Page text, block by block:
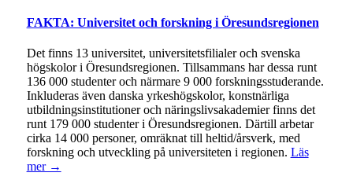
FAKTA: Universitet och forskning i Öresundsregionen
Det finns 13 universitet, universitetsfilialer och svenska
högskolor i Öresundsregionen. Tillsammans har dessa runt
136 000 studenter och närmare 9 000 forskningsstuderande.
Inkluderas även danska yrkeshögskolor, konstnärliga
utbildningsinstitutioner och näringslivsakademier finns det
runt 179 000 studenter i Öresundsregionen. Därtill arbetar
cirka 14 000 personer, omräknat till heltid/årsverk, med
forskning och utveckling på universiteten i regionen. Läs
mer →